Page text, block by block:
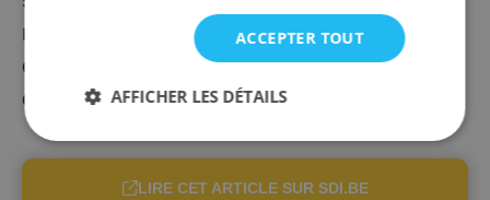
n’a pas exercé d’activité, elle peut être
exonérée à l’INASTI de la cotisation à
charge...
LIRE CET ARTICLE SUR SDI.BE
ACCEPTER TOUT
AFFICHER LES DÉTAILS